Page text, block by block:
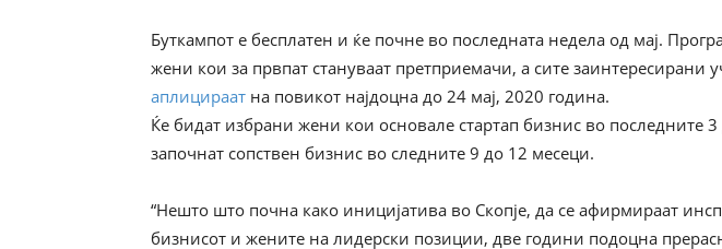
Буткампот е бесплатен и ќе почне во последната недела од мај.
жени кои за првпат стануваат претприемачи, а сите заинтересирани
аплицираат на повикот најдоцна до 24 мај, 2020 година.
Ќе бидат избрани жени кои основале стартап бизнис во последните
започнат сопствен бизнис во следните 9 до 12 месеци.
“Нешто што почна како иницијатива во Скопје, да се афирмираат
бизнисот и жените на лидерски позиции, две години подоцна